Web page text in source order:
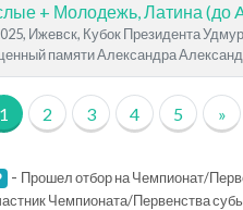
+ Молодежь, Латина (до
Ижевск, Кубок Президента
памяти Александра
1 2 3 4 5 »
- Прошел отбор на Чемпионат/
Чемпионата/Первенства